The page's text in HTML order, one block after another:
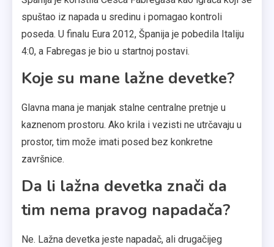
spuštao iz napada u sredinu i pomagao kontroli
poseda. U finalu Eura 2012, Španija je pobedila Italiju
4:0, a Fabregas je bio u startnoj postavi.
Koje su mane lažne devetke?
Glavna mana je manjak stalne centralne pretnje u
kaznenom prostoru. Ako krila i vezisti ne utrčavaju u
prostor, tim može imati posed bez konkretne
završnice.
Da li lažna devetka znači da
tim nema pravog napadača?
Ne. Lažna devetka jeste napadač, ali drugačijeg